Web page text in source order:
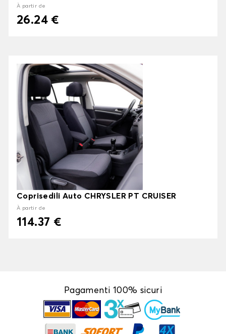
À partir de
26.24 €
Coprisedili Auto CHRYSLER PT CRUISER
À partir de
114.37 €
Pagamenti 100% sicuri